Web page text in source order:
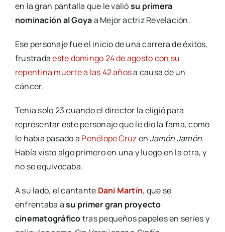
en la gran pantalla que le valiósu primera
nominación al Goyaa Mejor actriz Revelación.
Ese personaje fue el inicio de una carrera de éxitos,
frustradaeste domingo 24 de agosto con su
repentina muerte a las 42 añosa causa de un
cáncer.
Tenía solo 23 cuando el director la eligió para
representar este personaje que le dio la fama, como
le había pasado a Penélope CruzenJamón Jamón.
Había visto algo primero en una y luego en la otra, y
no se equivocaba.
A su lado, el cantante Dani Martín, que se
enfrentaba asu primer gran proyecto
cinematográficotras pequeños papeles en series y